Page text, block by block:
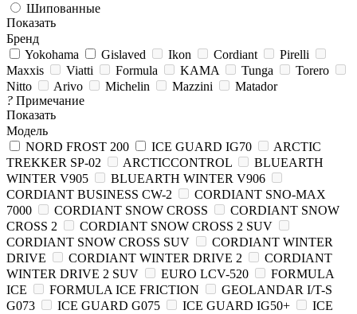
Шипованные
Показать
Бренд
Yokohama
Gislaved Ikon Cordiant
Pirelli
Maxxis
Viatti Formula KAMA Tunga
Torero
Nitto
Arivo Michelin Mazzini
Matador
? Примечание
Показать
Модель
NORD FROST 200
ICE GUARD IG70
ARCTIC
TREKKER SP-02
ARCTICCONTROL
BLUEARTH
WINTER V905
BLUEARTH WINTER V906
CORDIANT BUSINESS CW-2
CORDIANT SNO-MAX
7000
CORDIANT SNOW CROSS
CORDIANT SNOW
CROSS 2
CORDIANT SNOW CROSS 2 SUV
CORDIANT SNOW CROSS SUV
CORDIANT WINTER
DRIVE
CORDIANT WINTER DRIVE 2
CORDIANT
WINTER DRIVE 2 SUV
EURO LCV-520
FORMULA
ICE
FORMULA ICE FRICTION
GEOLANDAR I/T-S
G073
ICE GUARD G075 ICE GUARD IG50+
ICE